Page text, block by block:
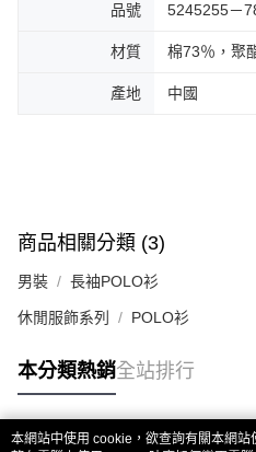
品號 5245255－
材質 棉73％，聚
產地 中國
商品相關分類 (3)
男裝 長袖POLO衫
休閒服飾系列 POLO衫
本分類熱銷全站排行
本網站中使用 cookie，欲查詢有關本網